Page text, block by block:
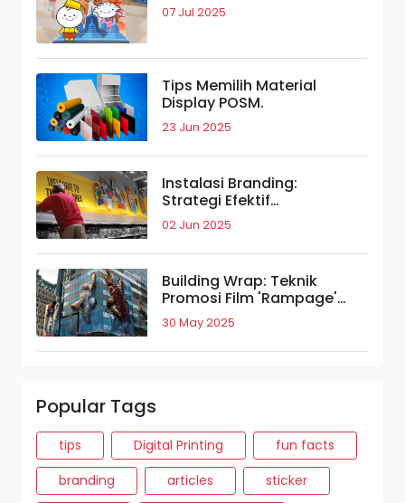
07 Jul 2025
Tips Memilih Material
Display POSM.
23 Jun 2025
Instalasi Branding:
Strategi Efektif
Meningkatkan Daya Tarik
Merek.
02 Jun 2025
Building Wrap: Teknik
Promosi Film 'Rampage'
yang Bikin Takjub.
30 May 2025
Popular Tags
tips Digital Printing
fun facts
branding
articles
sticker